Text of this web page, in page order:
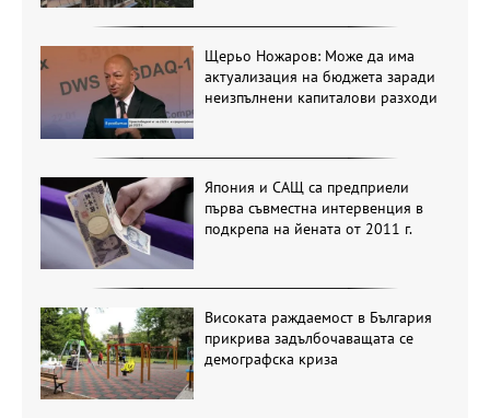
Щерьо Ножаров: Може да има
актуализация на бюджета заради
неизпълнени капиталови разходи
Япония и САЩ са предприели
първа съвместна интервенция в
подкрепа на йената от 2011 г.
Високата раждаемост в България
прикрива задълбочаващата се
демографска криза